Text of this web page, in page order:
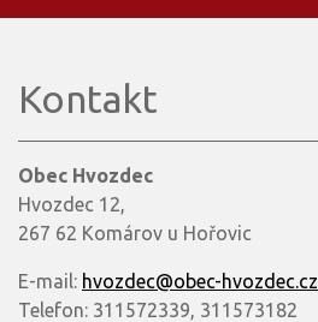
Kontakt
Obec Hvozdec
Hvozdec 12,
267 62 Komárov u Hořovic
E-mail: hvozdec@obec-hvozdec.cz
Telefon: 311572339, 311573182